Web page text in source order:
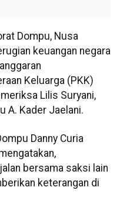
Dompu, Nusa
keuangan negara
Keluarga (PKK)
Lilis Suryani,
A. Kader Jaelani.
Danny Curia
bersama saksi lain
keterangan di